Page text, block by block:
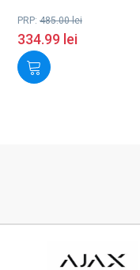
PRP: 485.00lei
334.99 lei